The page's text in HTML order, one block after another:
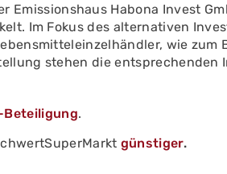
Emissionshaus Habona Invest
Im Fokus des alternativen
wie zum
stehen die entsprechenden
Beteiligung.
günstiger.